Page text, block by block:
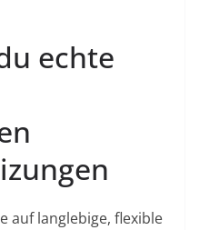
echte
auf langlebige, flexible